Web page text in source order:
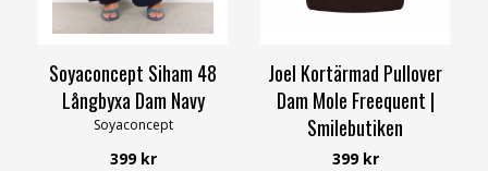
Soyaconcept Siham 48
Långbyxa Dam Navy
Soyaconcept
399 kr
Joel Kortärmad Pullover
Dam Mole Freequent |
Smilebutiken
Freequent
399 kr